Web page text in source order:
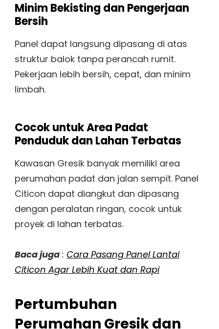
Minim Bekisting dan Pengerjaan
Bersih
Panel dapat langsung dipasang di atas
struktur balok tanpa perancah rumit.
Pekerjaan lebih bersih, cepat, dan minim
limbah.
Cocok untuk Area Padat
Penduduk dan Lahan Terbatas
Kawasan Gresik banyak memiliki area
perumahan padat dan jalan sempit. Panel
Citicon dapat diangkut dan dipasang
dengan peralatan ringan, cocok untuk
proyek di lahan terbatas.
Baca juga : Cara Pasang Panel Lantai
Citicon Agar Lebih Kuat dan Rapi
Pertumbuhan
Perumahan Gresik dan